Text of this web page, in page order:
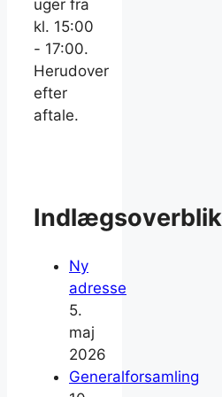
uger fra
kl. 15:00
- 17:00.
Herudover
efter
aftale.
Indlægsoverblik
Ny
adresse
5.
maj
2026
Generalforsamling